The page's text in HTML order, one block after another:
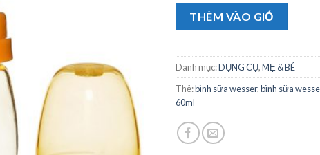
THÊM VÀO GIỎ
Danh mục:DỤNG CỤ,MẸ & BÉ
Thẻ:bình sữa wesser,bình sữa
60ml